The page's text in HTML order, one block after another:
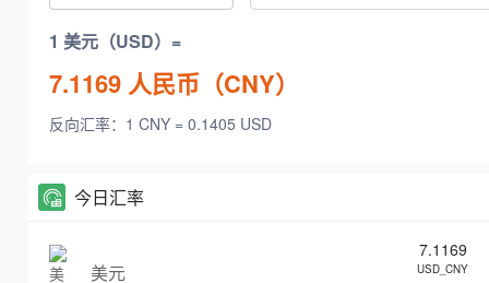
1 美元（USD）=
7.1169 人民币（CNY）
反向汇率：1 CNY = 0.1405 USD
今日汇率
美元
7.1169
USD_CNY